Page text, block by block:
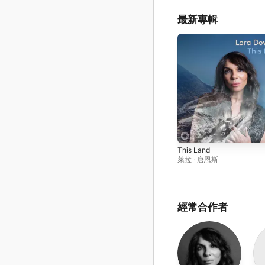
最新專輯
This Land
萊拉 ‧ 唐恩斯
經常合作者